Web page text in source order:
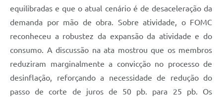
equilibradas e que o atual cenário é de desaceleração da
demanda por mão de obra. Sobre atividade, o FOMC
reconheceu a robustez da expansão da atividade e do
consumo. A discussão na ata mostrou que os membros
reduziram marginalmente a convicção no processo de
desinflação, reforçando a necessidade de redução do
passo de corte de juros de 50 pb. para 25 pb. Os